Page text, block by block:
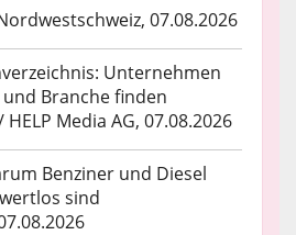
07.08.2026
Unternehmen
Branche finden
Media AG, 07.08.2026
Benziner und Diesel
sind